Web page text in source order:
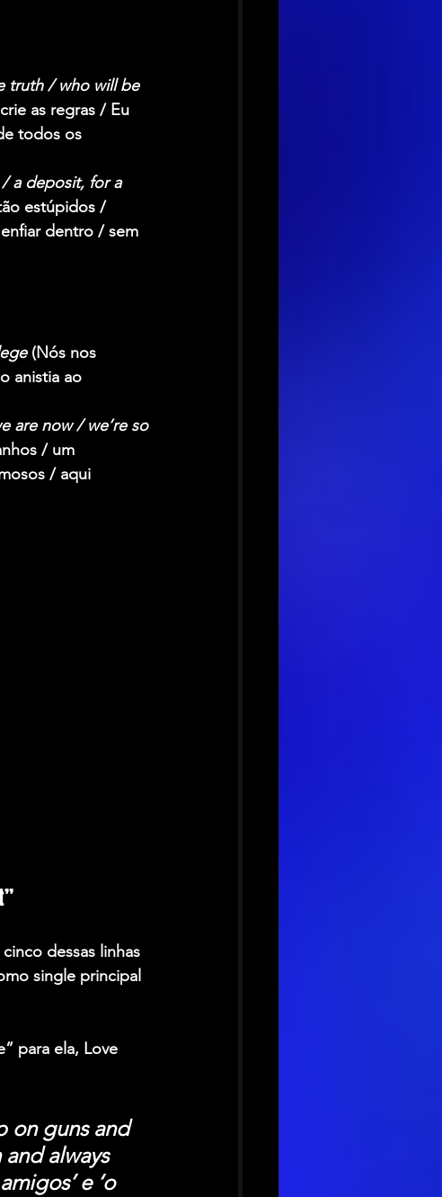
truth / who will be
as regras / Eu
todos os
/ a deposit, for a
estúpidos /
dentro / sem
(Nós nos
anistia ao
are now / we’re so
/ um
/ aqui
dessas linhas
single principal
para ela, Love
on guns and
always
e ‘o